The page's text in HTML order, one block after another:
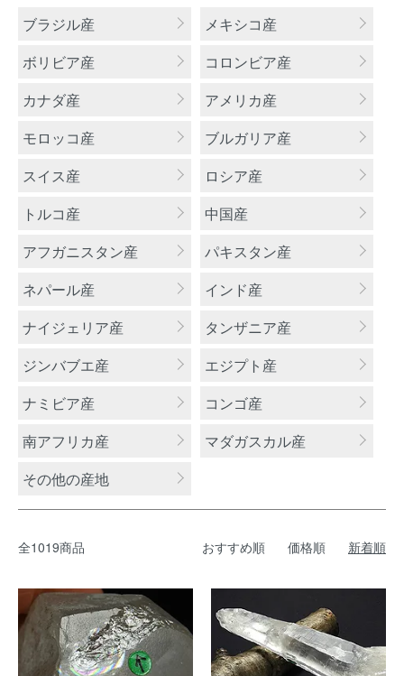
カテゴリー一覧
ブラジル産
メキシコ産
ボリビア産
コロンビア産
カナダ産
アメリカ産
モロッコ産
ブルガリア産
スイス産
ロシア産
トルコ産
中国産
アフガニスタン産
パキスタン産
ネパール産
インド産
ナイジェリア産
タンザニア産
ジンバブエ産
エジプト産
ナミビア産
コンゴ産
南アフリカ産
マダガスカル産
その他の産地
全1019商品 おすすめ順 価格順 新着順